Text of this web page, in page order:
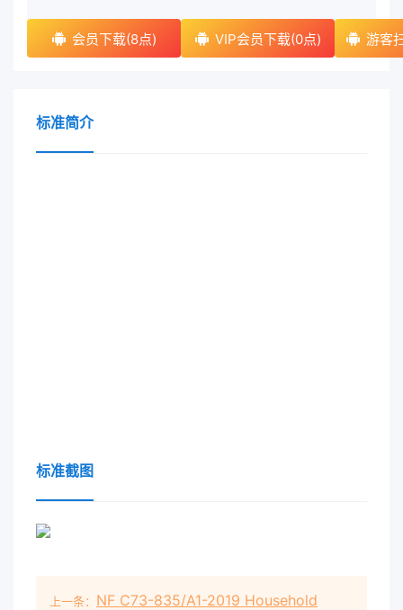
会员下载(8点) VIP会员下载(0点) 游客
标准简介
标准截图
上一条： NF C73-835/A1-2019 Household